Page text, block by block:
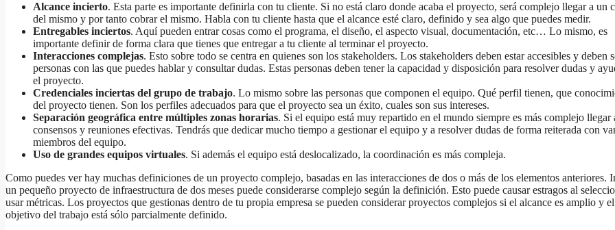
Alcance incierto. Esta parte es importante definirla con tu cliente. Si no está claro donde acaba el proyecto, será complejo llegar a un
del mismo y por tanto cobrar el mismo. Habla con tu cliente hasta que el alcance esté claro, definido y sea algo que puedes medir.
Entregables inciertos. Aquí pueden entrar cosas como el programa, el diseño, el aspecto visual, documentación, etc… Lo mismo, es
importante definir de forma clara que tienes que entregar a tu cliente al terminar el proyecto.
Interacciones complejas. Esto sobre todo se centra en quienes son los stakeholders. Los stakeholders deben estar accesibles y deben
personas con las que puedes hablar y consultar dudas. Estas personas deben tener la capacidad y disposición para resolver dudas y
el proyecto.
Credenciales inciertas del grupo de trabajo. Lo mismo sobre las personas que componen el equipo. Qué perfil tienen, que
del proyecto tienen. Son los perfiles adecuados para que el proyecto sea un éxito, cuales son sus intereses.
Separación geográfica entre múltiples zonas horarias. Si el equipo está muy repartido en el mundo siempre es más complejo llegar
consensos y reuniones efectivas. Tendrás que dedicar mucho tiempo a gestionar el equipo y a resolver dudas de forma reiterada con
miembros del equipo.
Uso de grandes equipos virtuales. Si además el equipo está deslocalizado, la coordinación es más compleja.
Como puedes ver hay muchas definiciones de un proyecto complejo, basadas en las interacciones de dos o más de los elementos anteriores.
un pequeño proyecto de infraestructura de dos meses puede considerarse complejo según la definición. Esto puede causar estragos al
usar métricas. Los proyectos que gestionas dentro de tu propia empresa se pueden considerar proyectos complejos si el alcance es amplio y el
objetivo del trabajo está sólo parcialmente definido.